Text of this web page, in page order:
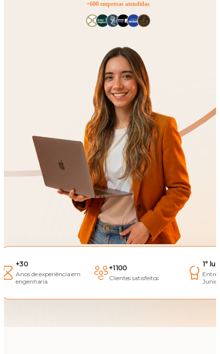
+600 empresas atendidas
+30
Anos de experiência em
engenharia
+1100
Clientes satisfeitos
1°
Entre